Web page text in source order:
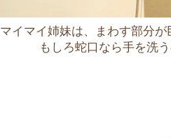
マイマイ姉妹は、まわす部分
もしろ蛇口なら手を洗